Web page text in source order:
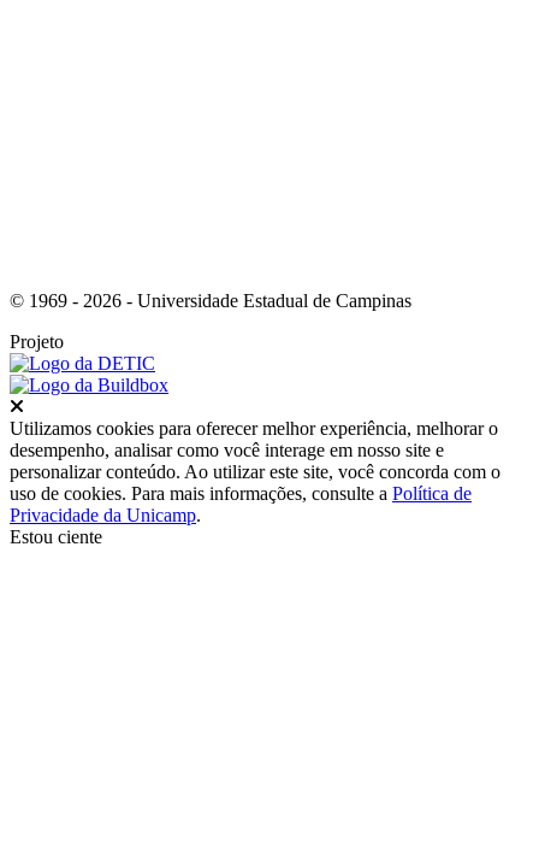
© 1969 - 2026 - Universidade Estadual de Campinas
Projeto
Utilizamos cookies para oferecer melhor experiência, melhorar o
desempenho, analisar como você interage em nosso site e
personalizar conteúdo. Ao utilizar este site, você concorda com o
uso de cookies. Para mais informações, consulte a Política de
Privacidade da Unicamp.
Estou ciente